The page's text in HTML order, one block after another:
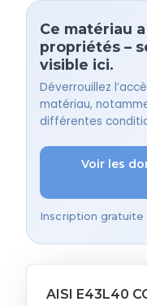
Ce matériau
propriétés –
visible ici.
Déverrouillez
matériau,
différentes
Voir les
Inscription gratuite
AISI E43L40